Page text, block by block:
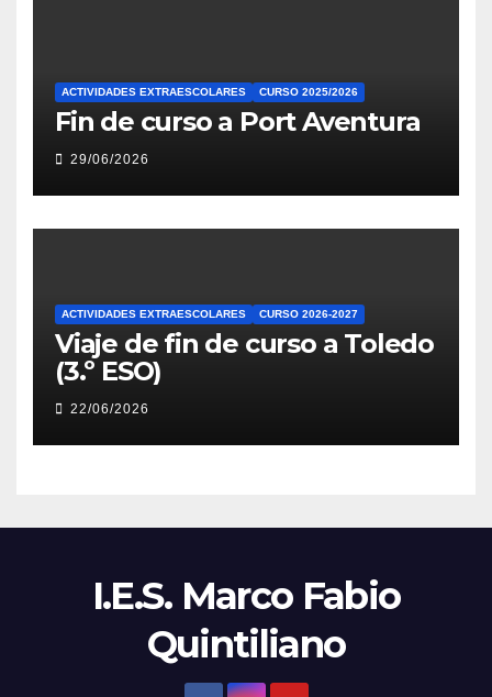
ACTIVIDADES EXTRAESCOLARES CURSO 2025/2026
Fin de curso a Port Aventura
29/06/2026
ACTIVIDADES EXTRAESCOLARES CURSO 2026-2027
Viaje de fin de curso a Toledo
(3.º ESO)
22/06/2026
I.E.S. Marco Fabio
Quintiliano